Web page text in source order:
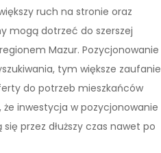
ruch na stronie oraz
mogą dotrzeć do szerszej
Mazur. Pozycjonowanie
tym większe zaufanie
do potrzeb mieszkańców
inwestycja w pozycjonowanie
przez dłuższy czas nawet po